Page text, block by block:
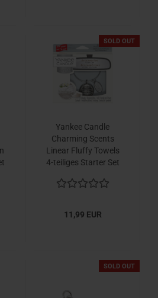
SOLD OUT
Yankee Candle
Charming Scents
Linear Fluffy Towels
4-teiliges Starter Set
11,99 EUR
SOLD OUT